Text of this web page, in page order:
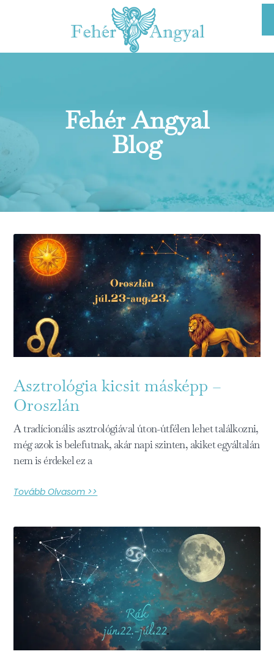
Fehér Angyal
Blog
Asztrológia kicsit másképp –
Oroszlán
A tradícionális asztrológiával úton-útfélen lehet találkozni,
még azok is belefutnak, akár napi szinten, akiket egyáltalán
nem is érdekel ez a
Tovább Olvasom >>